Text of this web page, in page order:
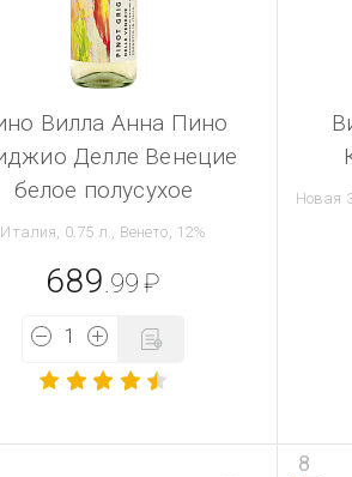
Вилла Анна Пино
Делле Венецие
белое полусухое
Италия, 0.75 л., Венето, 12%
689 .99 ₽
Новая
8